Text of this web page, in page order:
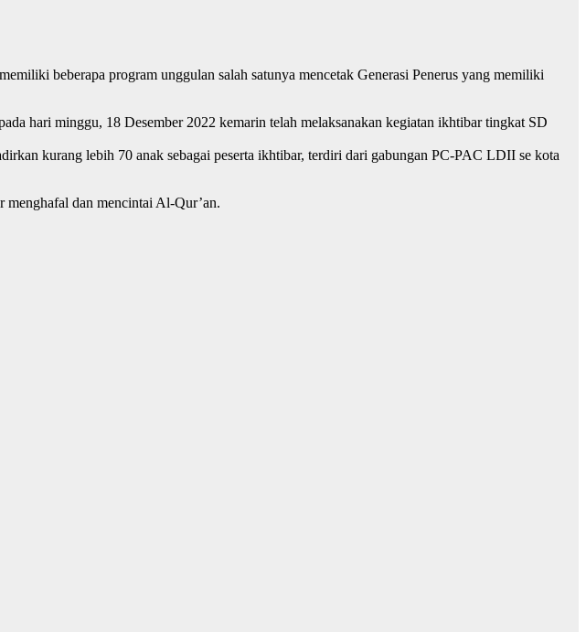
beberapa program unggulan salah satunya mencetak Generasi Penerus yang memiliki
hari minggu, 18 Desember 2022 kemarin telah melaksanakan kegiatan ikhtibar tingkat SD
kurang lebih 70 anak sebagai peserta ikhtibar, terdiri dari gabungan PC-PAC LDII se kota
menghafal dan mencintai Al-Qur’an.